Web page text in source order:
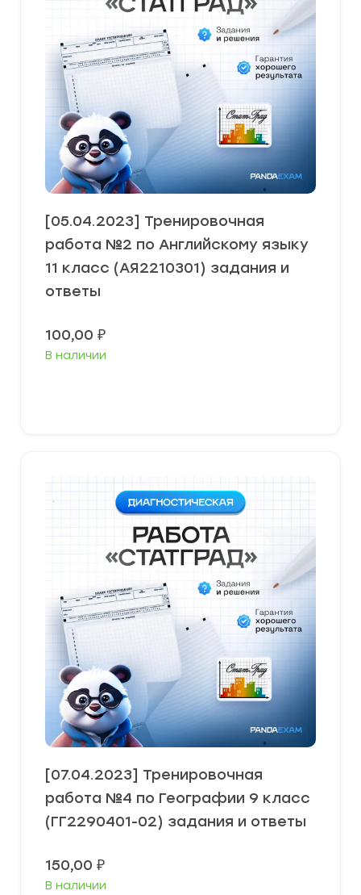
[05.04.2023] Тренировочная
работа №2 по Английскому языку
11 класс (АЯ2210301) задания и
ответы
100,00 ₽
В наличии
[07.04.2023] Тренировочная
работа №4 по Географии 9 класс
(ГГ2290401-02) задания и ответы
150,00 ₽
В наличии